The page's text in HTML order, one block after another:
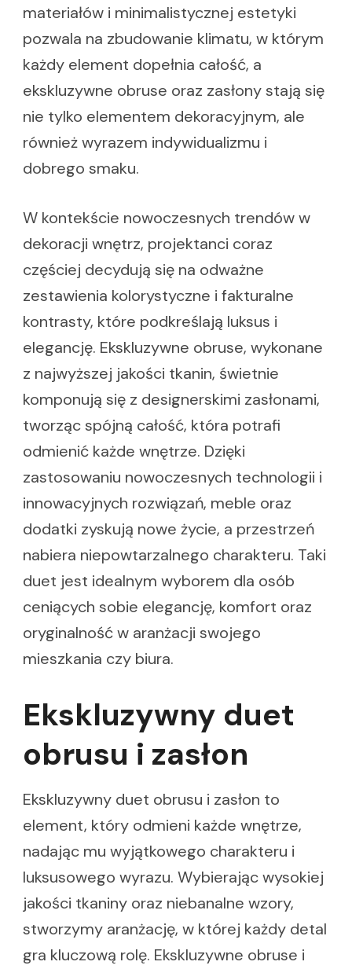
materiałów i minimalistycznej estetyki
pozwala na zbudowanie klimatu, w którym
każdy element dopełnia całość, a
ekskluzywne obruse oraz zasłony stają się
nie tylko elementem dekoracyjnym, ale
również wyrazem indywidualizmu i
dobrego smaku.
W kontekście nowoczesnych trendów w
dekoracji wnętrz, projektanci coraz
częściej decydują się na odważne
zestawienia kolorystyczne i fakturalne
kontrasty, które podkreślają luksus i
elegancję. Ekskluzywne obruse, wykonane
z najwyższej jakości tkanin, świetnie
komponują się z designerskimi zasłonami,
tworząc spójną całość, która potrafi
odmienić każde wnętrze. Dzięki
zastosowaniu nowoczesnych technologii i
innowacyjnych rozwiązań, meble oraz
dodatki zyskują nowe życie, a przestrzeń
nabiera niepowtarzalnego charakteru. Taki
duet jest idealnym wyborem dla osób
ceniących sobie elegancję, komfort oraz
oryginalność w aranżacji swojego
mieszkania czy biura.
Ekskluzywny duet
obrusu i zasłon
Ekskluzywny duet obrusu i zasłon to
element, który odmieni każde wnętrze,
nadając mu wyjątkowego charakteru i
luksusowego wyrazu. Wybierając wysokiej
jakości tkaniny oraz niebanalne wzory,
stworzymy aranżację, w której każdy detal
gra kluczową rolę. Ekskluzywne obruse i